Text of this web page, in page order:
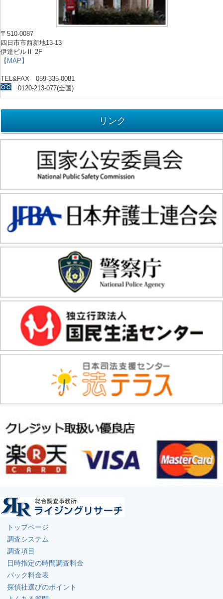
〒510-0087
四日市市西新地13-13
伊達ビルⅡ 2F
【MAP】
TEL&FAX 059-335-0081
0120-213-077(全国)
リンク
トップページ
調査システム
調査項目
日時指定の時間調査料金
パック料金表
探偵社選びのポイント